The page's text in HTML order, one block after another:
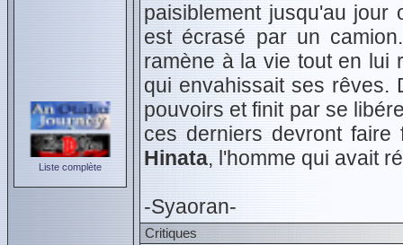
Liste complète
paisiblement jusqu'au
est écrasé par un
ramène à la vie tout en lui
qui envahissait ses rêves.
pouvoirs et finit par se
ces derniers devront
Hinata, l'homme qui avait
-Syaoran-
Critiques